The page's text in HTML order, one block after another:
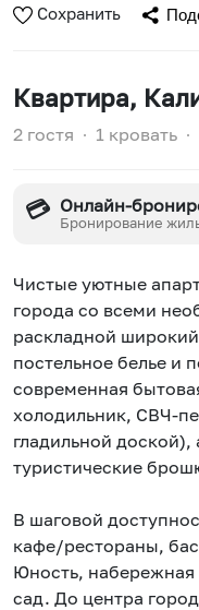
Сохранить
Квартира,
2 гостя ∙ 1 кровать ∙
💳 Онлайн-
Бронирование
Чистые уютные
города со всеми
раскладной
постельное белье и
современная
холодильник, СВЧ-
гладильной доской), а также средства гигиены и
туристические
В шаговой
кафе/рестораны,
Юность, набережная
сад. До центра